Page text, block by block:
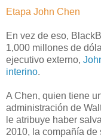
Etapa John Chen
En vez de eso,
1,000 millones de
ejecutivo externo,
interino.
A Chen, quien tiene
administración de
le atribuye haber
2010, la compañía de